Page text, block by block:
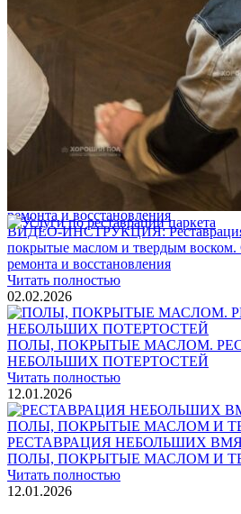
Услуги по реставрации паркета
1 500 ₽
Блог
Интересные статьи о паркете Coswick
ВИДЕО-ИНСТРУКЦИЯ:
покрытые маслом и твердым воском.
ремонта и восстановления
Читать полностью
02.02.2026
ПОЛЫ, ПОКРЫТЫЕ МАСЛОМ.
НЕБОЛЬШИХ ПОТЕРТОСТЕЙ
Читать полностью
12.01.2026
РЕСТАВРАЦИЯ НЕБОЛЬШИХ
ПОЛЫ, ПОКРЫТЫЕ МАСЛОМ И
Читать полностью
12.01.2026